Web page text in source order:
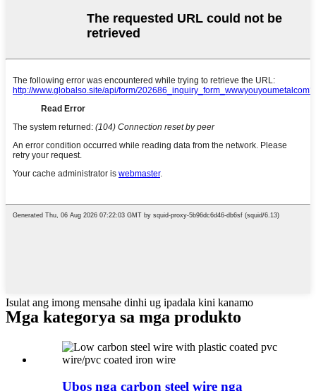
Isulat ang imong mensahe dinhi ug ipadala kini kanamo
Mga kategorya sa mga produkto
Ubos nga carbon steel wire nga